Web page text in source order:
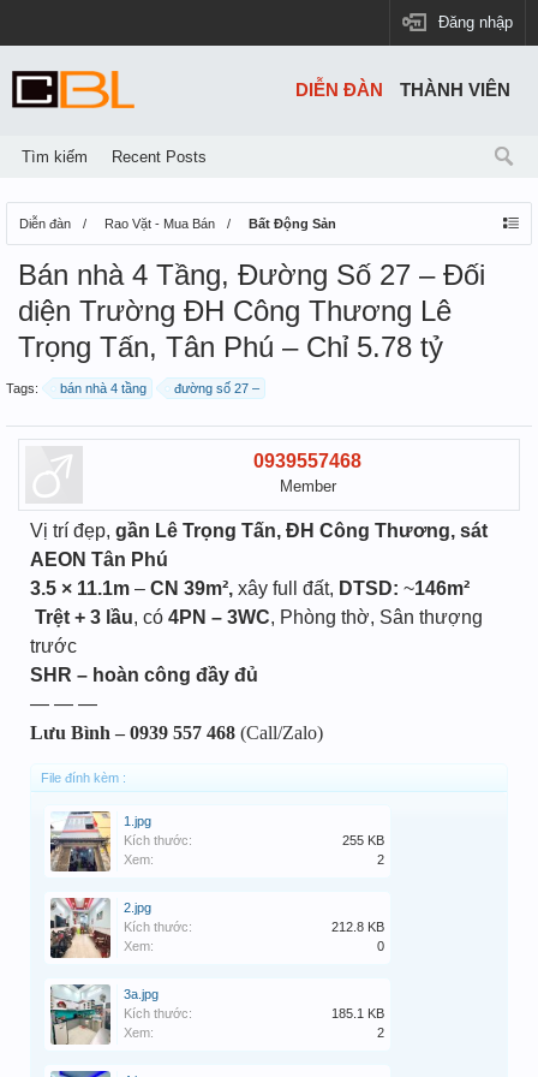
Đăng nhập
Diễn đàn Rao Vặt - Mua Bán Bất Động Sản
Bán nhà 4 Tầng, Đường Số 27 – Đối
diện Trường ĐH Công Thương Lê
Trọng Tấn, Tân Phú – Chỉ 5.78 tỷ
Tags: bán nhà 4 tầng đường số 27 –
0939557468
Member
Vị trí đẹp, gần Lê Trọng Tấn, ĐH Công Thương, sát
AEON Tân Phú
3.5 × 11.1m – CN 39m², xây full đất, DTSD: ~146m²
Trệt + 3 lầu, có 4PN – 3WC, Phòng thờ, Sân thượng
trước
SHR – hoàn công đầy đủ
— — —
Lưu Bình – 0939 557 468 (Call/Zalo)
File đính kèm :
1.jpg
Kích thước:
255 KB
Xem:
2
2.jpg
Kích thước:
212.8 KB
Xem:
0
3a.jpg
Kích thước:
185.1 KB
Xem:
2
DIỄN ĐÀN
Tìm kiếm Recent Posts
THÀNH VIÊN